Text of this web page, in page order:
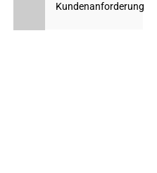
Kundenanforderung